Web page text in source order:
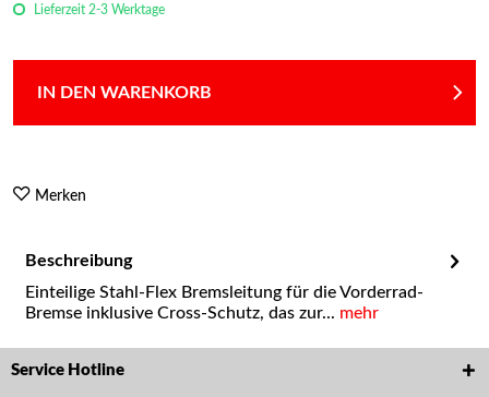
Lieferzeit 2-3 Werktage
IN DEN WARENKORB
Merken
Beschreibung
Einteilige Stahl-Flex Bremsleitung für die Vorderrad-
Bremse inklusive Cross-Schutz, das zur... mehr
Service Hotline